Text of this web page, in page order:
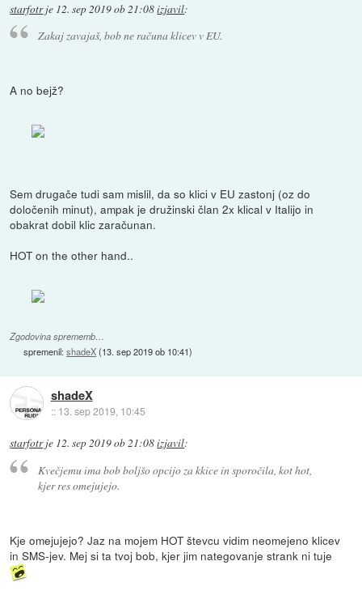
starfotrje 12. sep 2019 ob 21:08izjavil:
Zakaj zavajaš, bob ne računa klicev v EU.
A no bejž?
Sem drugače tudi sam mislil, da so klici v EU zastonj (oz do
določenih minut), ampak je družinski član 2x klical v Italijo in
obakrat dobil klic zaračunan.
HOT on the other hand..
Zgodovina sprememb…
spremenil:shadeX(13. sep 2019 ob 10:41)
shadeX
:: 13. sep 2019, 10:45
starfotrje 12. sep 2019 ob 21:08izjavil:
Kvečjemu ima bob boljšo opcijo za kkice in sporočila, kot hot,
kjer res omejujejo.
Kje omejujejo? Jaz na mojem HOT števcu vidim neomejeno klicev
in SMS-jev. Mej si ta tvoj bob, kjer jim nategovanje strank ni tuje